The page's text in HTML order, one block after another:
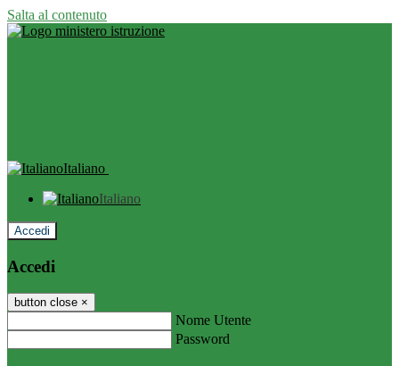
Salta al contenuto
Italiano
Italiano
Accedi
Accedi
button close ×
Nome Utente
Password